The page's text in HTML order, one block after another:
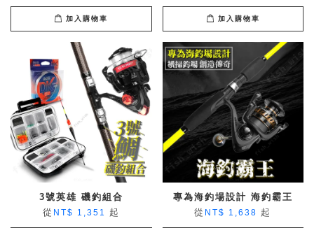
加入購物車 加入購物車
3號英雄 磯釣組合
從 NT$ 1,351 起
專為海釣場設計 海釣霸王
從 NT$ 1,638 起